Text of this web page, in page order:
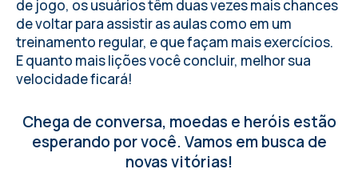
de jogo, os usuários têm duas vezes mais chances
de voltar para assistir as aulas como em um
treinamento regular, e que façam mais exercícios.
E quanto mais lições você concluir, melhor sua
velocidade ficará!
Chega de conversa, moedas e heróis estão
esperando por você. Vamos em busca de
novas vitórias!